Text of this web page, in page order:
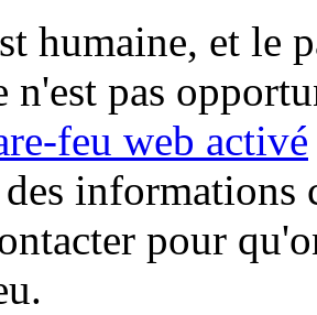
humaine, et le
n'est pas
feu web activé
informations
pour